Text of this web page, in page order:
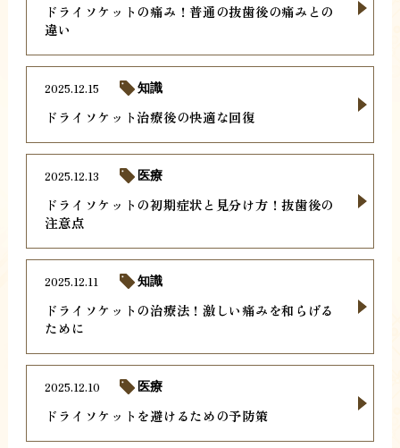
ドライソケットの痛み！普通の抜歯後の痛みとの
違い
ドライソケット治療後の快適な回復
2025.12.15 知識
ドライソケットの初期症状と見分け方！抜歯後の
注意点
2025.12.13 医療
ドライソケットの治療法！激しい痛みを和らげる
ために
2025.12.11 知識
ドライソケットを避けるための予防策
2025.12.10 医療